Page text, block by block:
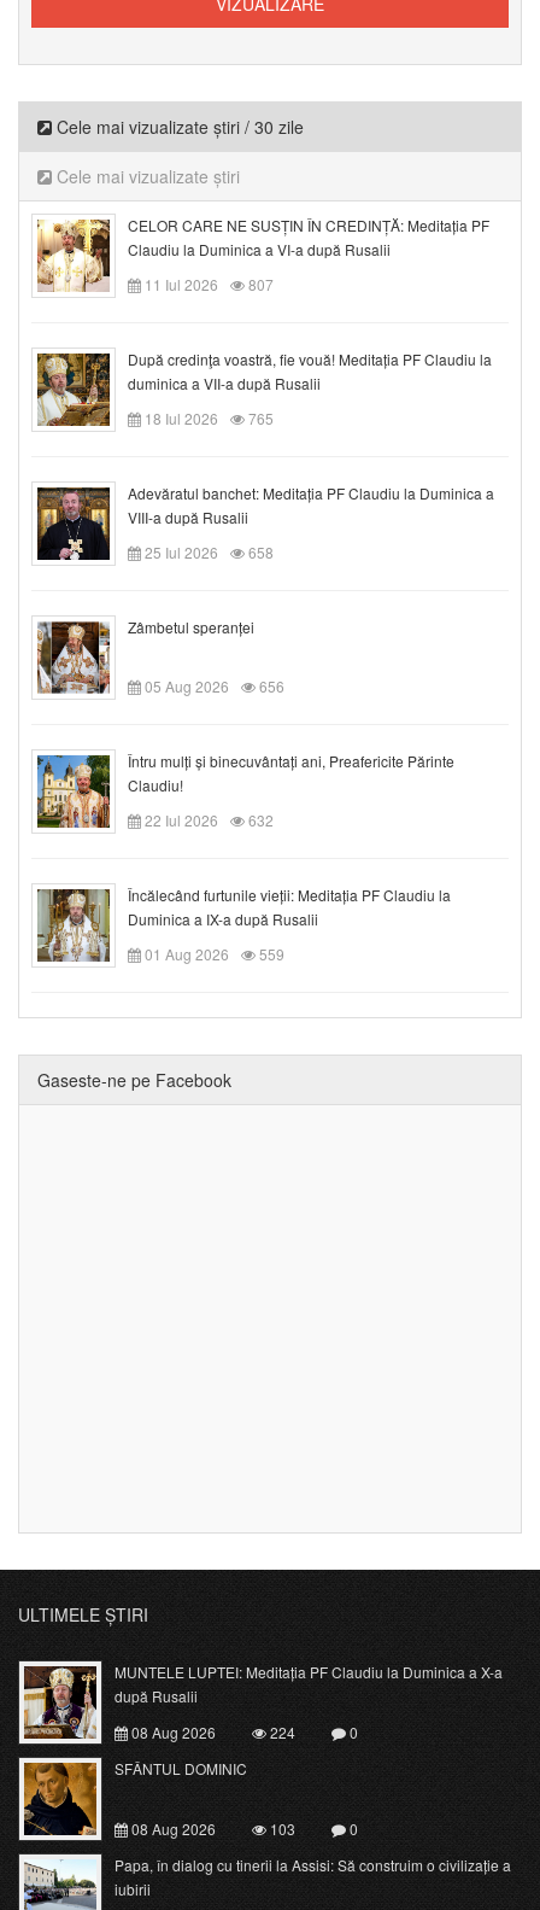
Cele mai vizualizate știri / 30 zile
Cele mai vizualizate știri
CELOR CARE NE SUSȚIN ÎN CREDINȚĂ: Meditația PF
Claudiu la Duminica a VI-a după Rusalii
11 Iul 2026
807
După credinţa voastră, fie vouă! Meditația PF Claudiu la
duminica a VII-a după Rusalii
18 Iul 2026
765
Adevăratul banchet: Meditația PF Claudiu la Duminica a
VIII-a după Rusalii
25 Iul 2026
658
Zâmbetul speranței
05 Aug 2026 656
Întru mulți și binecuvântați ani, Preafericite Părinte
Claudiu!
22 Iul 2026
632
Încălecând furtunile vieții: Meditația PF Claudiu la
Duminica a IX-a după Rusalii
01 Aug 2026
559
Gaseste-ne pe Facebook
ULTIMELE ȘTIRI
MUNTELE LUPTEI: Meditația PF Claudiu la Duminica a X-a
după Rusalii
08 Aug 2026
224
0
SFÂNTUL DOMINIC
08 Aug 2026 103
0
Papa, în dialog cu tinerii la Assisi: Să construim o civilizație a
iubirii